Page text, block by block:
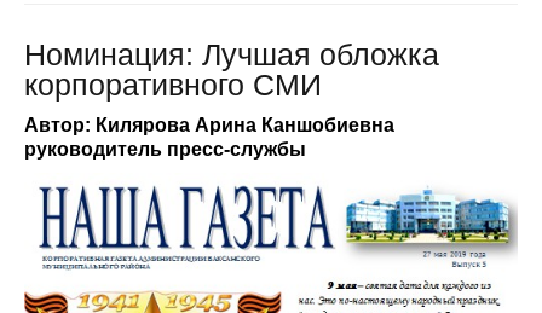
Номинация: Лучшая обложка
корпоративного СМИ
Автор: Килярова Арина Каншобиевна
руководитель пресс-службы